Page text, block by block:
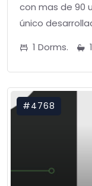
con mas de 90
único
1 Dorms.
#4768